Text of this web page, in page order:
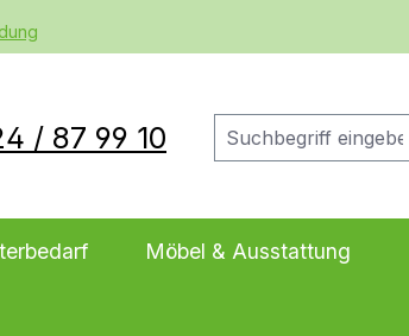
/ 87 99 10
Möbel & Ausstattung